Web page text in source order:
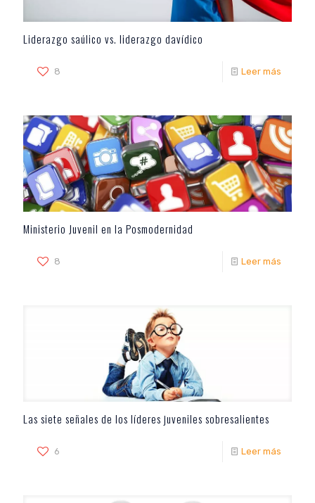
Liderazgo saúlico vs. liderazgo davídico
8 Leer más
Ministerio Juvenil en la Posmodernidad
8 Leer más
Las siete señales de los líderes juveniles sobresalientes
6 Leer más